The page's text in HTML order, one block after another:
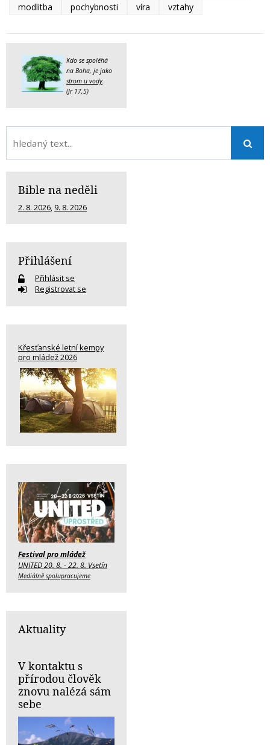
modlitba
pochybnosti víra vztahy
Kdo se spoléhá
na Boha, je jako
strom u vody.
(Jr 17,5)
Bible na neděli
2. 8. 2026, 9. 8. 2026
Přihlášení
Přihlásit se
Registrovat se
Křesťanské letní kempy
pro mládež 2026
Festival pro mládež
UNITED 20. 8. - 22. 8. Vsetín
Mediálně spolupracujeme
Aktuality
V kontaktu s
přírodou člověk
znovu nalézá sám
sebe